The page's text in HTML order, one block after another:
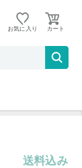
お気に入り
送料込み